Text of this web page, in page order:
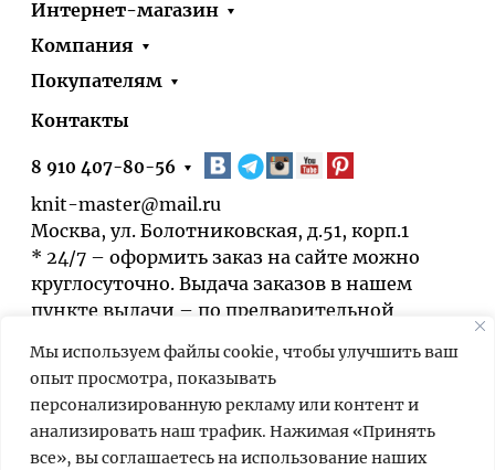
Мы используем файлы cookie, чтобы улучшить ваш
опыт просмотра, показывать
персонализированную рекламу или контент и
анализировать наш трафик. Нажимая «Принять
все», вы соглашаетесь на использование наших
Интернет-магазин
Компания
Покупателям
Контакты
8 910 407-80-56
knit-master@mail.ru
Москва, ул. Болотниковская, д.51, корп.1
* 24/7 – оформить заказ на сайте можно
круглосуточно. Выдача заказов в нашем
пункте выдачи – по предварительной